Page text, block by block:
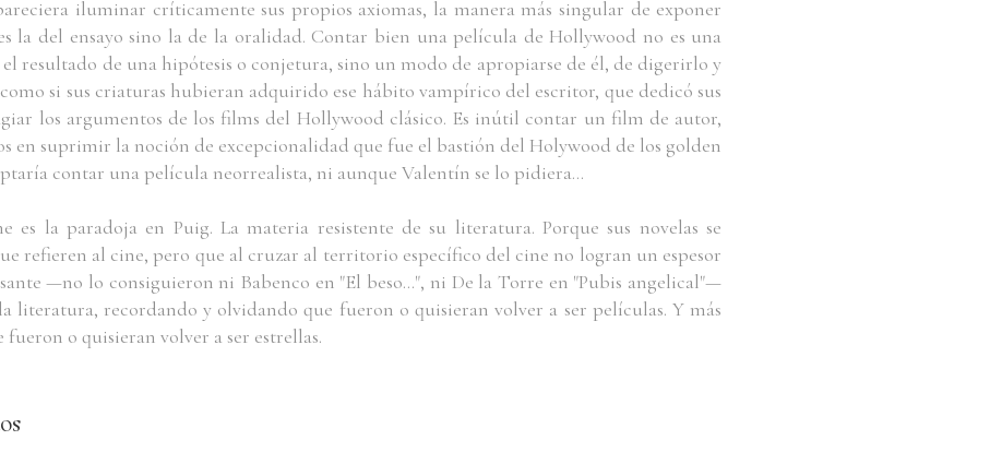
iluminar críticamente sus propios axiomas, la manera más singular de exponer
la del ensayo sino la de la oralidad. Contar bien una película de Hollywood no es una
resultado de una hipótesis o conjetura, sino un modo de apropiarse de él, de digerirlo y
si sus criaturas hubieran adquirido ese hábito vampírico del escritor, que dedicó sus
los argumentos de los films del Hollywood clásico. Es inútil contar un film de autor,
en suprimir la noción de excepcionalidad que fue el bastión del Holywood de los golden
contar una película neorrealista, ni aunque Valentín se lo pidiera...
es la paradoja en Puig. La materia resistente de su literatura. Porque sus novelas se
refieren al cine, pero que al cruzar al territorio específico del cine no logran un espesor
—no lo consiguieron ni Babenco en "El beso...", ni De la Torre en "Pubis angelical"—
literatura, recordando y olvidando que fueron o quisieran volver a ser películas. Y más
fueron o quisieran volver a ser estrellas.